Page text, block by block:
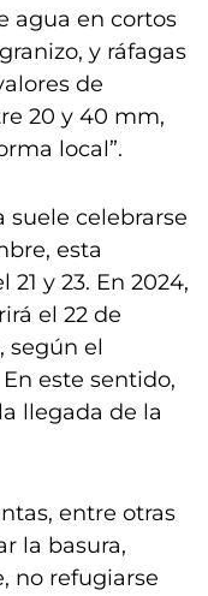
agua en cortos
y ráfagas
de
20 y 40 mm,
local”.
suele celebrarse
esta
y 23. En 2024,
el 22 de
según el
este sentido,
llegada de la
entre otras
la basura,
no refugiarse